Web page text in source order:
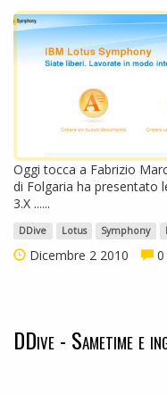
Oggi tocca a Fabrizio
di Folgaria ha presentato
3.X ......
DDive Lotus Symphony
Dicembre 2 2010
DDive - Sametime e